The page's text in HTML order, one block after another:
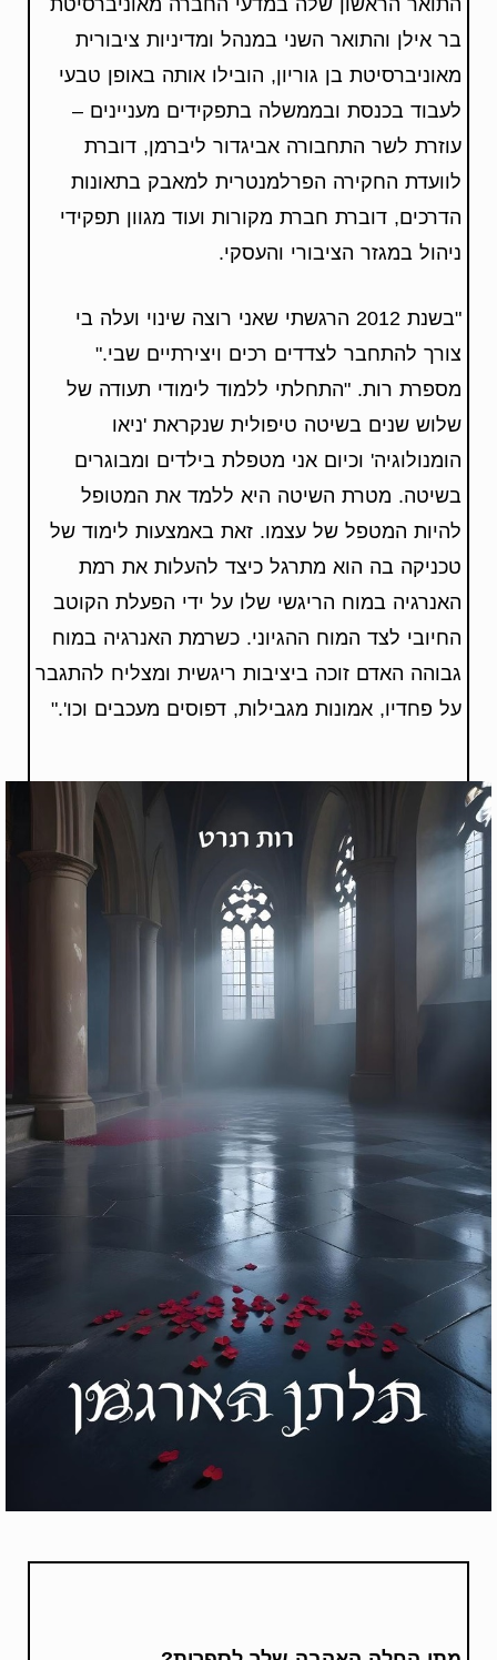
בר אילן והתואר השני במנהל ומדיניות ציבורית
מאוניברסיטת בן גוריון, הובילו אותה באופן טבעי
לעבוד בכנסת ובממשלה בתפקידים מעניינים –
עוזרת לשר התחבורה אביגדור ליברמן, דוברת
לוועדת החקירה הפרלמנטרית למאבק בתאונות
הדרכים, דוברת חברת מקורות ועוד מגוון תפקידי
ניהול במגזר הציבורי והעסקי.
"בשנת 2012 הרגשתי שאני רוצה שינוי ועלה בי
צורך להתחבר לצדדים רכים ויצירתיים שבי."
מספרת רות. "התחלתי ללמוד לימודי תעודה של
שלוש שנים בשיטה טיפולית שנקראת 'ניאו
הומנולוגיה' וכיום אני מטפלת בילדים ומבוגרים
בשיטה. מטרת השיטה היא ללמד את המטופל
להיות המטפל של עצמו. זאת באמצעות לימוד של
טכניקה בה הוא מתרגל כיצד להעלות את רמת
האנרגיה במוח הריגשי שלו על ידי הפעלת הקוטב
החיובי לצד המוח ההגיוני. כשרמת האנרגיה במוח
גבוהה האדם זוכה ביציבות ריגשית ומצליח להתגבר
על פחדיו, אמונות מגבילות, דפוסים מעכבים וכו'."